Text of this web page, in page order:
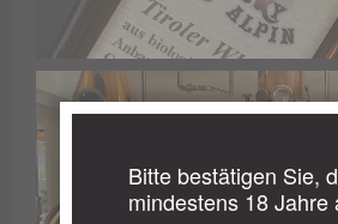
Bitte bestätigen Sie,
mindestens 18 Jahre